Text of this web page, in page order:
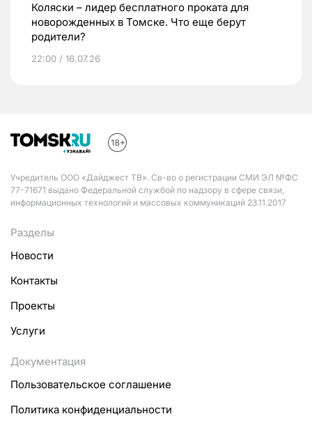
Коляски – лидер бесплатного проката для
новорожденных в Томске. Что еще берут
родители?
22:00 / 16.07.26
Учредитель ООО «Дайджест ТВ». Св-во о регистрации СМИ ЭЛ №ФС
77-71671 выдано Федеральной службой по надзору в сфере связи,
информационных технологий и массовых коммуникаций 23.11.2017
Разделы
Новости
Контакты
Проекты
Услуги
Документация
Пользовательское соглашение
Политика конфиденциальности